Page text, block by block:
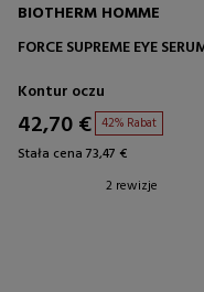
BIOTHERM HOMME
FORCE SUPREME EYE
Kontur oczu
42,70 € 42% Rabat
Stała cena 73,47 €
2 rewizje